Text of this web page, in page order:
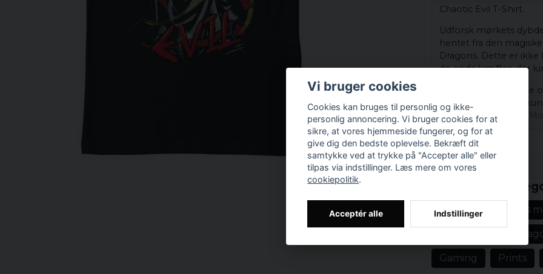
Chaotic Evil T-Shirt.
Udforsk mørkets
hentet fra den
Dragons. Dette er
de onde kræfter, der
Med et imponerende
forside, tager dette
monstre og mystik.
essensen af ​​Chaotic
Uanset om du er en
nybegynder i D&D-
hovedet og sætte
tiltrækning med denne
Officielt
Materiale: 100%
Størrelser: S, M,
Farver: Sort
Prishistorik
Relaterede
T-shirts T-shirts
Dungeons And
Gaming Prints
Vi bruger cookies
Cookies kan bruges til personlig og ikke-
personlig annoncering. Vi bruger cookies for at
sikre, at vores hjemmeside fungerer, og for at
give dig den bedste oplevelse. Bekræft dit
samtykke ved at trykke på "Accepter alle" eller
tilpas via indstillinger. Læs mere om vores
cookiepolitik.
Acceptér alle Indstillinger